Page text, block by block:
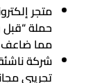
متجر
حملة “قبل
مما ضاعف
شركة